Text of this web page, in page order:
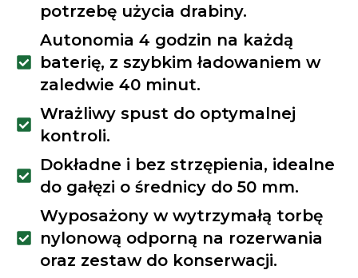
potrzebę użycia drabiny.
Autonomia 4 godzin na każdą
baterię, z szybkim ładowaniem w
zaledwie 40 minut.
Wrażliwy spust do optymalnej
kontroli.
Dokładne i bez strzępienia, idealne
do gałęzi o średnicy do 50 mm.
Wyposażony w wytrzymałą torbę
nylonową odporną na rozerwania
oraz zestaw do konserwacji.